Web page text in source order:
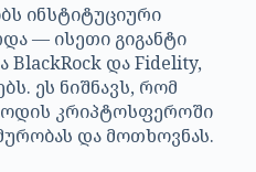
ინსტიტუციური
— ისეთი გიგანტი
BlackRock და Fidelity,
ეს ნიშნავს, რომ
კრიპტოსფეროში
და მოთხოვნას.